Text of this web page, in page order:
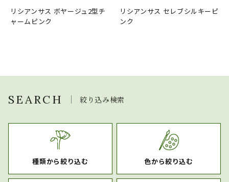
リシアンサス ボヤージュ2型チ
ャームピンク
リシアンサス セレブシルキーピ
ンク
SEARCH 絞り込み検索
種類から絞り込む 色から絞り込む